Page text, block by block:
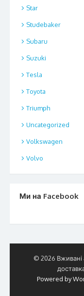
Star
Studebaker
Subaru
Suzuki
Tesla
Toyota
Triumph
Uncategorized
Volkswagen
Volvo
Ми на Facebook
© 2026 Вживані
Powered by